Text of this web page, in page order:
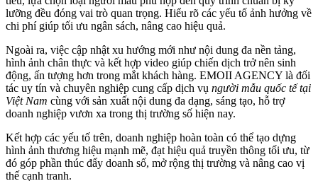
lưỡng đều đóng vai trò quan trọng. Hiểu rõ các yếu tố ảnh hưởng về
chi phí giúp tối ưu ngân sách, nâng cao hiệu quả.
Ngoài ra, việc cập nhật xu hướng mới như nội dung đa nền tảng,
hình ảnh chân thực và kết hợp video giúp chiến dịch trở nên sinh
động, ấn tượng hơn trong mắt khách hàng. EMOII AGENCY là đối
tác uy tín và chuyên nghiệp cung cấp dịch vụ người mẫu quốc tế tại
Việt Nam cùng với sản xuất nội dung đa dạng, sáng tạo, hỗ trợ
doanh nghiệp vươn xa trong thị trường số hiện nay.
Kết hợp các yếu tố trên, doanh nghiệp hoàn toàn có thể tạo dựng
hình ảnh thương hiệu mạnh mẽ, đạt hiệu quả truyền thông tối ưu, từ
đó góp phần thúc đẩy doanh số, mở rộng thị trường và nâng cao vị
thế cạnh tranh.